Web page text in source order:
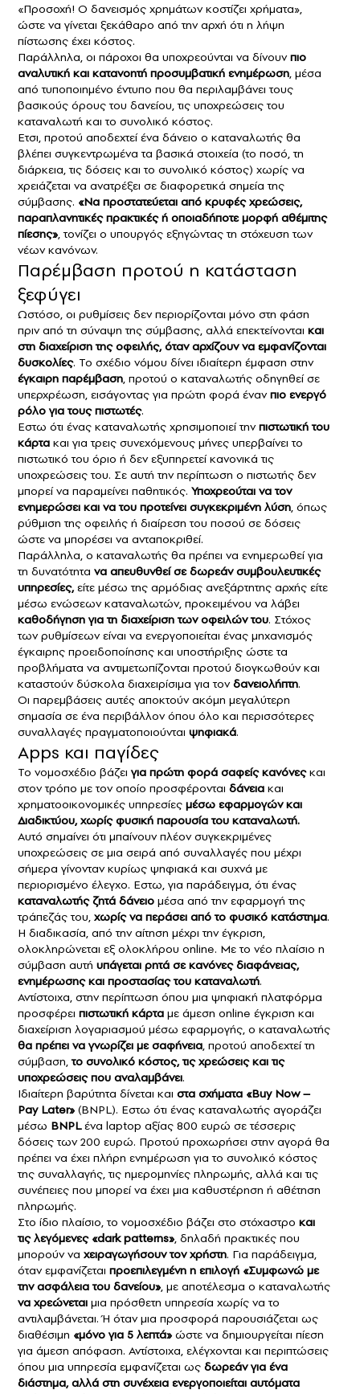
«Προσοχή! Ο δανεισμός χρημάτων κοστίζει χρήματα»,
ώστε να γίνεται ξεκάθαρο από την αρχή ότι η λήψη
πίστωσης έχει κόστος.
Παράλληλα, οι πάροχοι θα υποχρεούνται να δίνουνπιο
αναλυτική και κατανοητή προσυμβατική ενημέρωση, μέσα
από τυποποιημένο έντυπο που θα περιλαμβάνει τους
βασικούς όρους του δανείου, τις υποχρεώσεις του
καταναλωτή και το συνολικό κόστος.
Ετσι, προτού αποδεχτεί ένα δάνειο ο καταναλωτής θα
βλέπει συγκεντρωμένα τα βασικά στοιχεία (το ποσό, τη
διάρκεια, τις δόσεις και το συνολικό κόστος) χωρίς να
χρειάζεται να ανατρέξει σε διαφορετικά σημεία της
σύμβασης. «Να προστατεύεται από κρυφές χρεώσεις,
παραπλανητικές πρακτικές ή οποιαδήποτε μορφή αθέμιτης
πίεσης», τονίζει ο υπουργός εξηγώντας τη στόχευση των
νέων κανόνων.
Παρέμβαση προτού η κατάσταση
ξεφύγει
Ωστόσο, οι ρυθμίσεις δεν περιορίζονται μόνο στη φάση
πριν από τη σύναψη της σύμβασης, αλλά επεκτείνονται και
στη διαχείριση της οφειλής, όταν αρχίζουν να εμφανίζονται
δυσκολίες. Το σχέδιο νόμου δίνει ιδιαίτερη έμφαση στην
έγκαιρη παρέμβαση, προτού ο καταναλωτής οδηγηθεί σε
υπερχρέωση, εισάγοντας για πρώτη φορά ένανπιο ενεργό
ρόλο για τους πιστωτές.
Εστω ότι ένας καταναλωτής χρησιμοποιεί τηνπιστωτική του
κάρτα και για τρεις συνεχόμενους μήνες υπερβαίνει το
πιστωτικό του όριο ή δεν εξυπηρετεί κανονικά τις
υποχρεώσεις του. Σε αυτή την περίπτωση ο πιστωτής δεν
μπορεί να παραμείνει παθητικός. Υποχρεούται να τον
ενημερώσει και να του προτείνει συγκεκριμένη λύση, όπως
ρύθμιση της οφειλής ή διαίρεση του ποσού σε δόσεις
ώστε να μπορέσει να ανταποκριθεί.
Παράλληλα, ο καταναλωτής θα πρέπει να ενημερωθεί για
τη δυνατότητα να απευθυνθεί σε δωρεάν συμβουλευτικές
υπηρεσίες,είτε μέσω της αρμόδιας ανεξάρτητης αρχής είτε
μέσω ενώσεων καταναλωτών, προκειμένου να λάβει
καθοδήγηση για τη διαχείριση των οφειλών του. Στόχος
των ρυθμίσεων είναι να ενεργοποιείται ένας μηχανισμός
έγκαιρης προειδοποίησης και υποστήριξης ώστε τα
προβλήματα να αντιμετωπίζονται προτού διογκωθούν και
καταστούν δύσκολα διαχειρίσιμα για τονδανειολήπτη.
Οι παρεμβάσεις αυτές αποκτούν ακόμη μεγαλύτερη
σημασία σε ένα περιβάλλον όπου όλο και περισσότερες
συναλλαγές πραγματοποιούνται ψηφιακά.
Apps και παγίδες
Το νομοσχέδιο βάζει για πρώτη φορά σαφείς κανόνεςκαι
στον τρόπο με τον οποίο προσφέρονται δάνεια και
χρηματοοικονομικές υπηρεσίες μέσω εφαρμογών και
Διαδικτύου, χωρίς φυσική παρουσία του καταναλωτή.
Αυτό σημαίνει ότι μπαίνουν πλέον συγκεκριμένες
υποχρεώσεις σε μια σειρά από συναλλαγές που μέχρι
σήμερα γίνονταν κυρίως ψηφιακά και συχνά με
περιορισμένο έλεγχο. Εστω, για παράδειγμα, ότι ένας
καταναλωτής ζητά δάνειο μέσα από την εφαρμογή της
τράπεζάς του, χωρίς να περάσει από το φυσικό κατάστημα.
Η διαδικασία, από την αίτηση μέχρι την έγκριση,
ολοκληρώνεται εξ ολοκλήρου online. Με το νέο πλαίσιο η
σύμβαση αυτή υπάγεται ρητά σε κανόνες διαφάνειας,
ενημέρωσης και προστασίας του καταναλωτή.
Αντίστοιχα, στην περίπτωση όπου μια ψηφιακή πλατφόρμα
προσφέρει πιστωτική κάρτα με άμεση online έγκριση και
διαχείριση λογαριασμού μέσω εφαρμογής, ο καταναλωτής
θα πρέπει να γνωρίζει με σαφήνεια, προτού αποδεχτεί τη
σύμβαση,το συνολικό κόστος, τις χρεώσεις και τις
υποχρεώσεις που αναλαμβάνει.
Ιδιαίτερη βαρύτητα δίνεται και στα σχήματα «Buy Now –
Pay Later» (ΒΝPL). Eστω ότι ένας καταναλωτής αγοράζει
μέσω BNPLένα laptop αξίας 800 ευρώ σε τέσσερις
δόσεις των 200 ευρώ. Πρoτού προχωρήσει στην αγορά θα
πρέπει να έχει πλήρη ενημέρωση για το συνολικό κόστος
της συναλλαγής, τις ημερομηνίες πληρωμής, αλλά και τις
συνέπειες που μπορεί να έχει μια καθυστέρηση ή αθέτηση
πληρωμής.
Στο ίδιο πλαίσιο, το νομοσχέδιο βάζει στο στόχαστρο και
τις λεγόμενες «dark patterns», δηλαδή πρακτικές που
μπορούν να χειραγωγήσουν τον χρήστη. Για παράδειγμα,
όταν εμφανίζεται προεπιλεγμένη η επιλογή «Συμφωνώ με
την ασφάλεια του δανείου», με αποτέλεσμα ο καταναλωτής
να χρεώνεται μια πρόσθετη υπηρεσία χωρίς να το
αντιλαμβάνεται. Ή όταν μια προσφορά παρουσιάζεται ως
διαθέσιμη «μόνο για 5 λεπτά» ώστε να δημιουργείται πίεση
για άμεση απόφαση. Αντίστοιχα, ελέγχονται και περιπτώσεις
όπου μια υπηρεσία εμφανίζεται ως δωρεάν για ένα
διάστημα, αλλά στη συνέχεια ενεργοποιείται αυτόματα